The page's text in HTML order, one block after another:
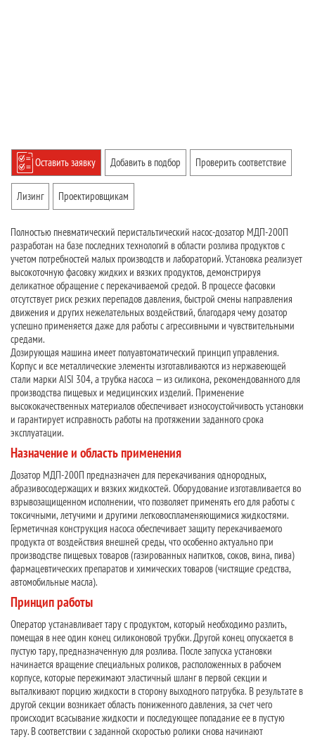
Оставить заявку Добавить в подбор Проверить соответствие
Лизинг Проектировщикам
Полностью пневматический перистальтический насос-дозатор МДП-200П
разработан на базе последних технологий в области розлива продуктов с
учетом потребностей малых производств и лабораторий. Установка реализует
высокоточную фасовку жидких и вязких продуктов, демонстрируя
деликатное обращение с перекачиваемой средой. В процессе фасовки
отсутствует риск резких перепадов давления, быстрой смены направления
движения и других нежелательных воздействий, благодаря чему дозатор
успешно применяется даже для работы с агрессивными и чувствительными
средами.
Дозирующая машина имеет полуавтоматический принцип управления.
Корпус и все металлические элементы изготавливаются из нержавеющей
стали марки AISI 304, а трубка насоса — из силикона, рекомендованного для
производства пищевых и медицинских изделий. Применение
высококачественных материалов обеспечивает износоустойчивость установки
и гарантирует исправность работы на протяжении заданного срока
эксплуатации.
Назначение и область применения
Дозатор МДП-200П предназначен для перекачивания однородных,
абразивосодержащих и вязких жидкостей. Оборудование изготавливается во
взрывозащищенном исполнении, что позволяет применять его для работы с
токсичными, летучими и другими легковоспламеняющимися жидкостями.
Герметичная конструкция насоса обеспечивает защиту перекачиваемого
продукта от воздействия внешней среды, что особенно актуально при
производстве пищевых товаров (газированных напитков, соков, вина, пива)
фармацевтических препаратов и химических товаров (чистящие средства,
автомобильные масла).
Принцип работы
Оператор устанавливает тару с продуктом, который необходимо разлить,
помещая в нее один конец силиконовой трубки. Другой конец опускается в
пустую тару, предназначенную для розлива. После запуска установки
начинается вращение специальных роликов, расположенных в рабочем
корпусе, которые пережимают эластичный шланг в первой секции и
выталкивают порцию жидкости в сторону выходного патрубка. В результате в
другой секции возникает область пониженного давления, за счет чего
происходит всасывание жидкости и последующее попадание ее в пустую
тару. В соответствии с заданной скоростью ролики снова начинают